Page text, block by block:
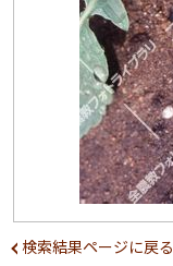
検索結果ページに戻る